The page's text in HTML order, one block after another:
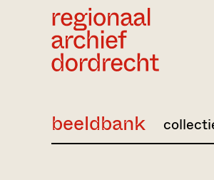
beeldbank